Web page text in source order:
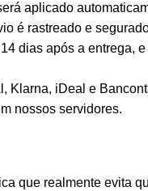
aplicado
é rastreado e
dias após a entrega,
Klarna, iDeal e
nossos servidores.
que realmente evita